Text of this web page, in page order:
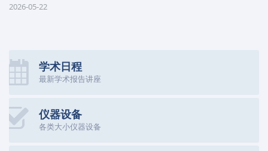
2026-05-22
学术日程
最新学术报告讲座
仪器设备
各类大小仪器设备